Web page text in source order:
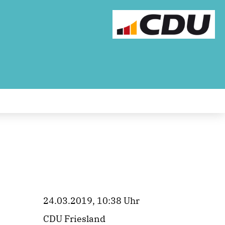
24.03.2019, 10:38 Uhr
CDU Friesland